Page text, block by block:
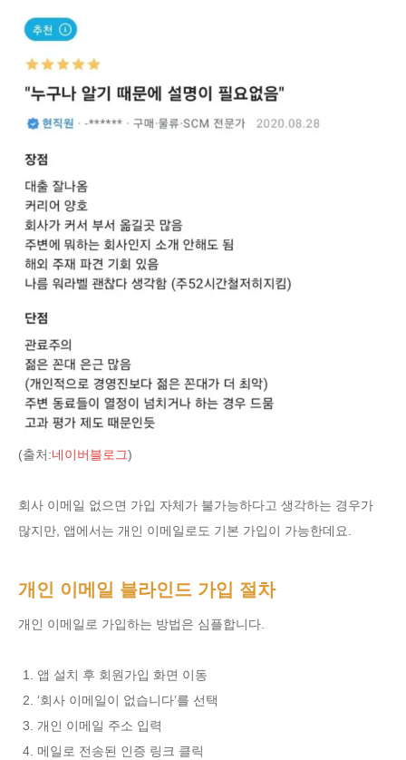
(출처:네이버블로그)
회사 이메일 없으면 가입 자체가 불가능하다고 생각하는 경우가
많지만, 앱에서는 개인 이메일로도 기본 가입이 가능한데요.
개인 이메일 블라인드 가입 절차
개인 이메일로 가입하는 방법은 심플합니다.
앱 설치 후 회원가입 화면 이동
‘회사 이메일이 없습니다’를 선택
개인 이메일 주소 입력
메일로 전송된 인증 링크 클릭